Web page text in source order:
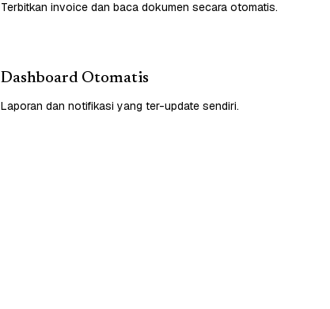
Terbitkan invoice dan baca dokumen secara otomatis.
Dashboard Otomatis
Laporan dan notifikasi yang ter-update sendiri.